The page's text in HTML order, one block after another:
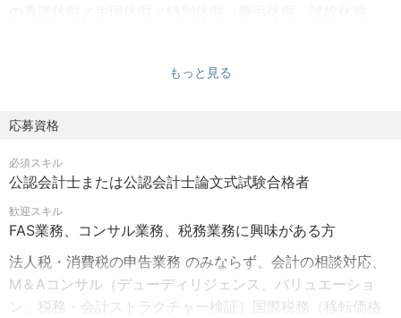
当／出張手当／各種費用法人負担（税理士会、会計士協会
拠出年金／教育研修／社員旅行／財形貯蓄／書籍購入支援
／インフルエンザ予防接種補助／テーマパーク補助券配布
／ベビーシッター費用補助／福利厚生施設（軽井沢、旭
川、会員制リゾートホテル）／勤務時間帯調整制度（思い
やり規程）／育児短時間勤務／3歳未満の子を養育する場合
の時間外労働の免除・制限／受験生の勤務時間帯調整制度
／在宅勤務制度 ※コロナ禍における緊急対応規定あり
もっと見る
応募資格
必須スキル
公認会計士または公認会計士論文式試験合格者
歓迎スキル
FAS業務、コンサル業務、税務業務に興味がある方
法人税・消費税の申告業務 のみならず、会計の相談対応、
M＆Aコンサル（デューディリジェンス、バリュエーショ
ン、税務・会計ストラクチャー検証）国際税務（移転価格